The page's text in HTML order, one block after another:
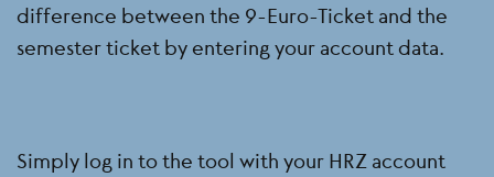
difference between the 9-Euro-Ticket and the
semester ticket by entering your account data.
Simply log in to the tool with your HRZ account